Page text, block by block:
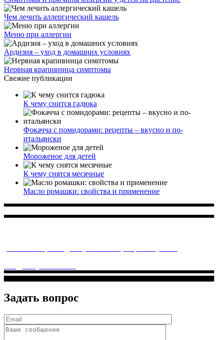
Чем лечить аллергический кашель
Меню при аллергии
Ардизия – уход в домашних условиях
Нервная крапивница симптомы
Свежие публикации
К чему снится гадюка
Фокачча с помидорами: рецепты – вкусно и по-
итальянски
Мороженое для детей
К чему снятся месячные
Масло ромашки: свойства и применение
Задать вопрос